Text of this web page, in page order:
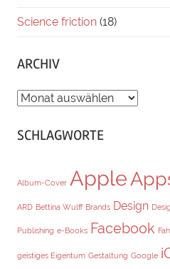
Science friction (18)
ARCHIV
ARCHIV
SCHLAGWORTE
Album-Cover Apple
ARD Bettina Wulff Brands Design
Publishing e-Books Facebook
geistiges Eigentum Gestaltung Google